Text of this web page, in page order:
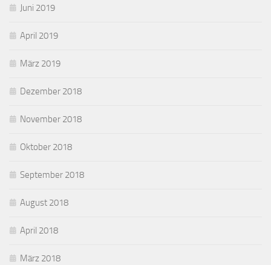
Juni 2019
April 2019
März 2019
Dezember 2018
November 2018
Oktober 2018
September 2018
August 2018
April 2018
März 2018